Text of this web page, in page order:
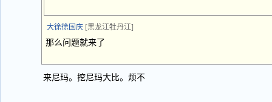
大徐徐国庆 [黑龙江牡丹江]
那么问题就来了
来尼玛。挖尼玛大比。烦不